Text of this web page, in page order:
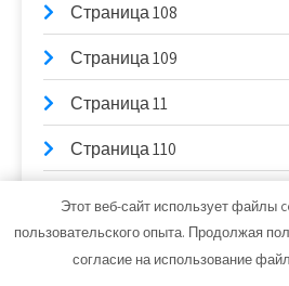
Страница 108
Страница 109
Страница 11
Страница 110
Страница 112
Этот веб-сайт использует файлы
пользовательского опыта. Продолжая
согласие на использование